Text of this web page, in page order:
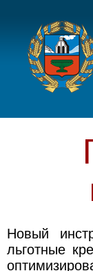
Новый
льготные